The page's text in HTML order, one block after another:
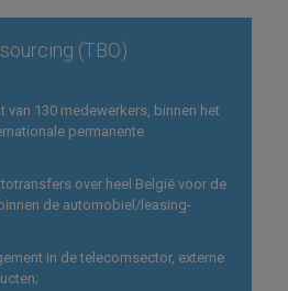
(TBO)
van 130 medewerkers, binnen het
permanente
over heel België voor de
de automobiel/leasing-
in de telecomsector, externe